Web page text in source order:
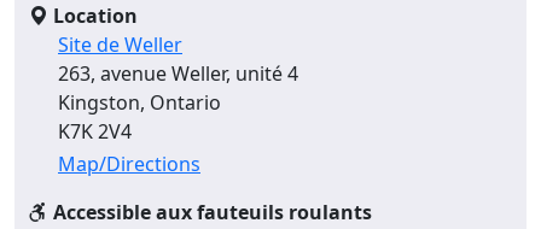
Location
Site de Weller
263, avenue Weller, unité 4
Kingston, Ontario
K7K 2V4
Map/Directions
Accessible aux fauteuils roulants